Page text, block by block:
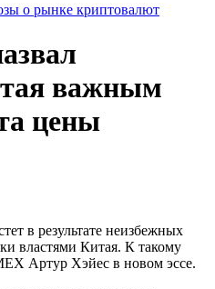
о рынке криптовалют
важным
цены
в результате неизбежных
властями Китая. К такому
Артур Хэйес в новом эссе.